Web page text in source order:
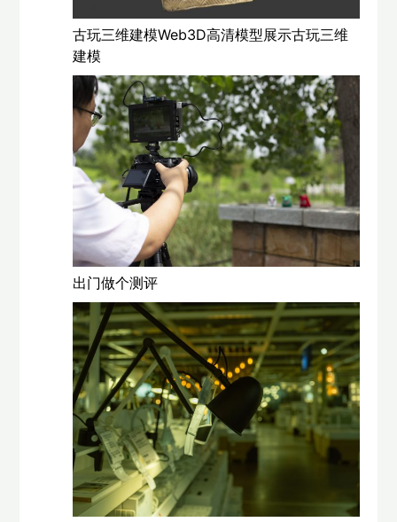
古玩三维建模Web3D高清模型展示古玩三维
建模
出门做个测评